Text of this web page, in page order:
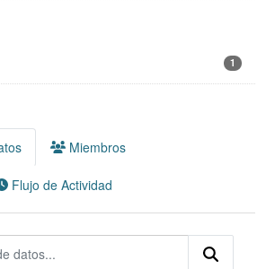
1
Miembros
Flujo de Actividad